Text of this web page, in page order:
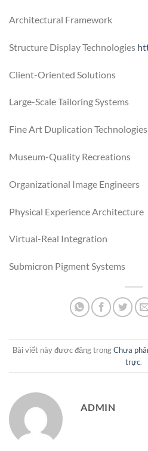
Architectural Framework
Structure Display Technologies
Client-Oriented Solutions
Large-Scale Tailoring Systems
Fine Art Duplication Technologies
Museum-Quality Recreations
Organizational Image Engineers
Physical Experience Architecture
Virtual-Real Integration
Submicron Pigment Systems
Bài viết này được đăng trongChưa
trực.
ADMIN